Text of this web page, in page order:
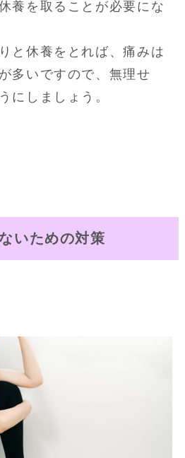
養を取ることが必要にな
と休養をとれば、痛みは
多いですので、無理せ
にしましょう。
いための対策